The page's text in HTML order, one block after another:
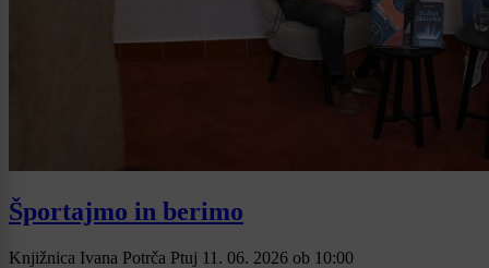
Športajmo in berimo
Knjižnica Ivana Potrča Ptuj 11. 06. 2026 ob 10:00